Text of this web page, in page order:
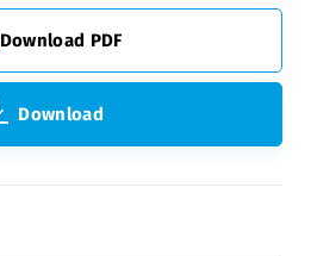
Download PDF
Download